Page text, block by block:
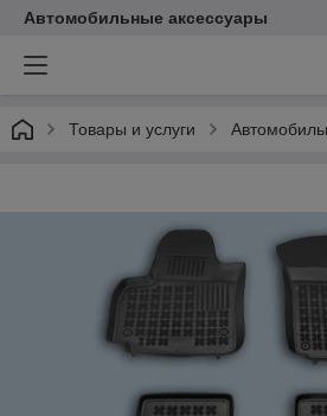
Автомобильные аксессуары
Товары и услуги